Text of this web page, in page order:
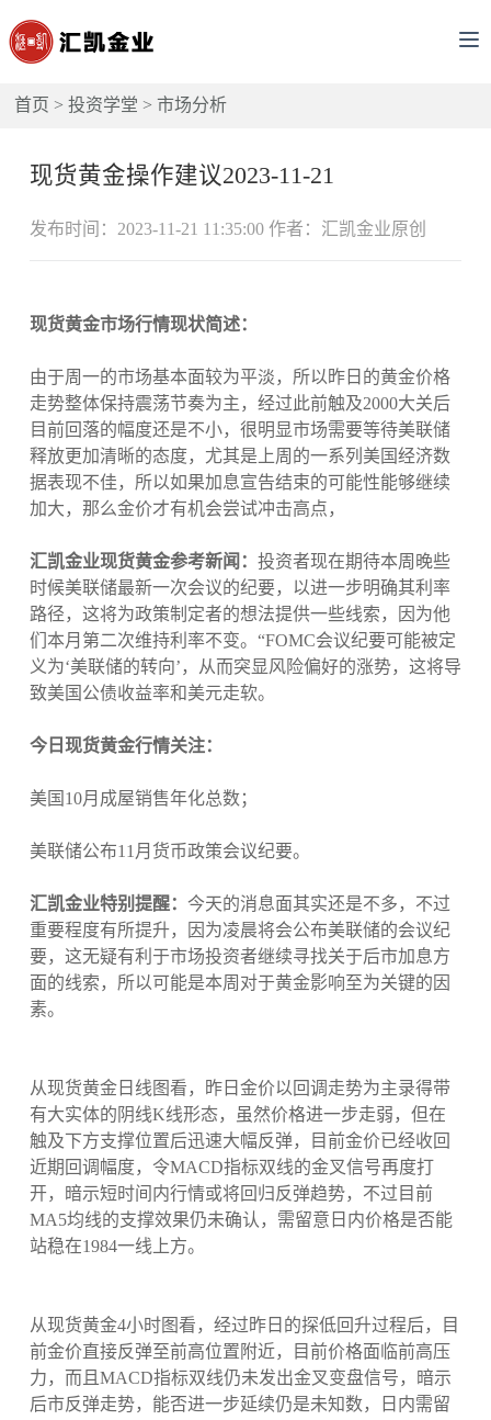
首页 >投资学堂 >市场分析
现货黄金操作建议2023-11-21
发布时间：2023-11-21 11:35:00 作者：汇凯金业原创
现货黄金市场行情现状简述：
由于周一的市场基本面较为平淡，所以昨日的黄金价格
走势整体保持震荡节奏为主，经过此前触及2000大关后
目前回落的幅度还是不小，很明显市场需要等待美联储
释放更加清晰的态度，尤其是上周的一系列美国经济数
据表现不佳，所以如果加息宣告结束的可能性能够继续
加大，那么金价才有机会尝试冲击高点，
汇凯金业现货黄金参考新闻： 投资者现在期待本周晚些
时候美联储最新一次会议的纪要，以进一步明确其利率
路径，这将为政策制定者的想法提供一些线索，因为他
们本月第二次维持利率不变。“FOMC会议纪要可能被定
义为‘美联储的转向’，从而突显风险偏好的涨势，这将导
致美国公债收益率和美元走软。
今日现货黄金行情关注：
美国10月成屋销售年化总数；
美联储公布11月货币政策会议纪要。
汇凯金业特别提醒： 今天的消息面其实还是不多，不过
重要程度有所提升，因为凌晨将会公布美联储的会议纪
要，这无疑有利于市场投资者继续寻找关于后市加息方
面的线索，所以可能是本周对于黄金影响至为关键的因
素。
从现货黄金日线图看，昨日金价以回调走势为主录得带
有大实体的阴线K线形态，虽然价格进一步走弱，但在
触及下方支撑位置后迅速大幅反弹，目前金价已经收回
近期回调幅度，令MACD指标双线的金叉信号再度打
开，暗示短时间内行情或将回归反弹趋势，不过目前
MA5均线的支撑效果仍未确认，需留意日内价格是否能
站稳在1984一线上方。
从现货黄金4小时图看，经过昨日的探低回升过程后，目
前金价直接反弹至前高位置附近，目前价格面临前高压
力，而且MACD指标双线仍未发出金叉变盘信号，暗示
后市反弹走势，能否进一步延续仍是未知数，日内需留